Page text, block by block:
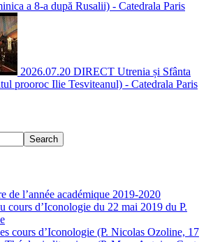
a 8-a după Rusalii) - Catedrala Paris
2026.07.20 DIRECT Utrenia și Sfânta
prooroc Ilie Tesviteanul) - Catedrala Paris
de l’année académique 2019-2020
cours d’Iconologie du 22 mai 2019 du P.
cours d’Iconologie (P. Nicolas Ozoline, 17